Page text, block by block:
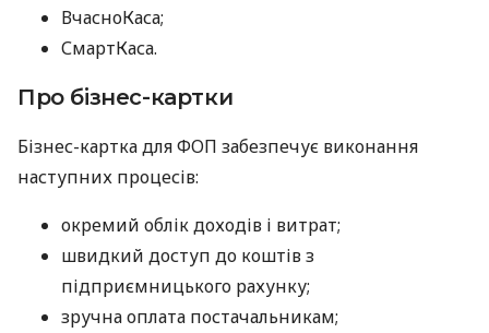
ВчасноКаса;
СмартКаса.
Про бізнес-картки
Бізнес-картка для ФОП забезпечує виконання
наступних процесів:
окремий облік доходів і витрат;
швидкий доступ до коштів з
підприємницького рахунку;
зручна оплата постачальникам;